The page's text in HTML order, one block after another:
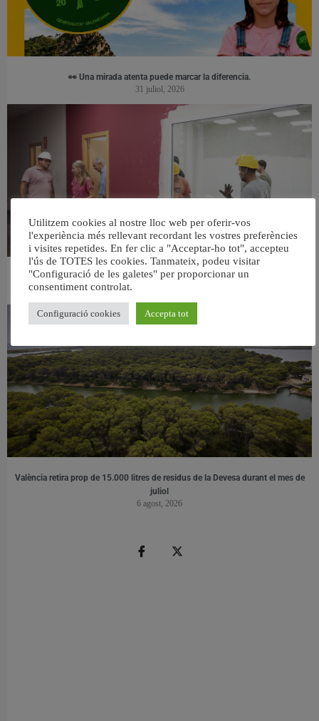
👀 Una mirada atenta puede marcar la diferencia.
31 juliol, 2026
València ultima el nou centre per a persones majors del barri de Sant Antoni
València retira prop de 15.000 litres de residus de la Devesa durant el mes de
juliol
6 agost, 2026
Utilitzem cookies al nostre lloc web per oferir-vos
l'experiència més rellevant recordant les vostres preferències
i visites repetides. En fer clic a "Acceptar-ho tot", accepteu
l'ús de TOTES les cookies. Tanmateix, podeu visitar
"Configuració de les galetes" per proporcionar un
consentiment controlat.
Configuració cookies Accepta tot